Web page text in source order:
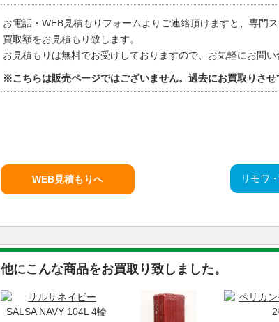
お電話・WEB見積もりフォームよりご連絡頂けますと、専門
買取額をお見積もり致します。
お見積もりは無料でお受けしておりますので、お気軽にお問い
※こちらは販売ページではございません。過去にお買取りさせ
WEB見積もりへ リモワ
他にこんな商品をお買取り致しました。